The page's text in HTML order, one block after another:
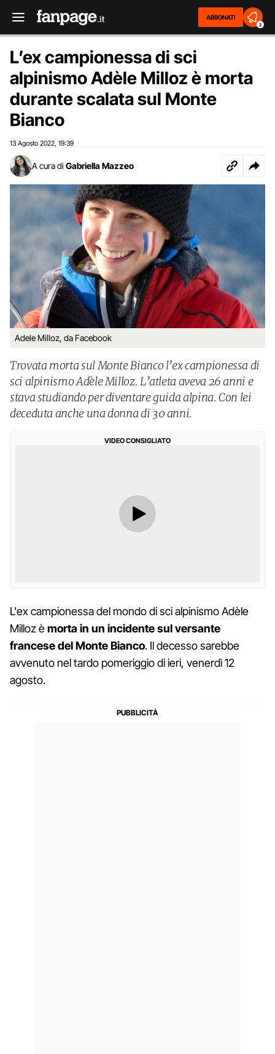
ABBONATI
2
L’ex campionessa di sci
alpinismo Adèle Milloz è morta
durante scalata sul Monte
Bianco
13 Agosto 2022 19:39
A cura di Gabriella Mazzeo
Adele Milloz, da Facebook
Trovata morta sul Monte Bianco l’ex campionessa di
sci alpinismo Adèle Milloz. L’atleta aveva 26 anni e
stava studiando per diventare guida alpina. Con lei
deceduta anche una donna di 30 anni.
VIDEO CONSIGLIATO
L'ex campionessa del mondo di sci alpinismo Adèle
Milloz èmorta in un incidente sul versante
francese del Monte Bianco. Il decesso sarebbe
avvenuto nel tardo pomeriggio di ieri, venerdì 12
agosto.